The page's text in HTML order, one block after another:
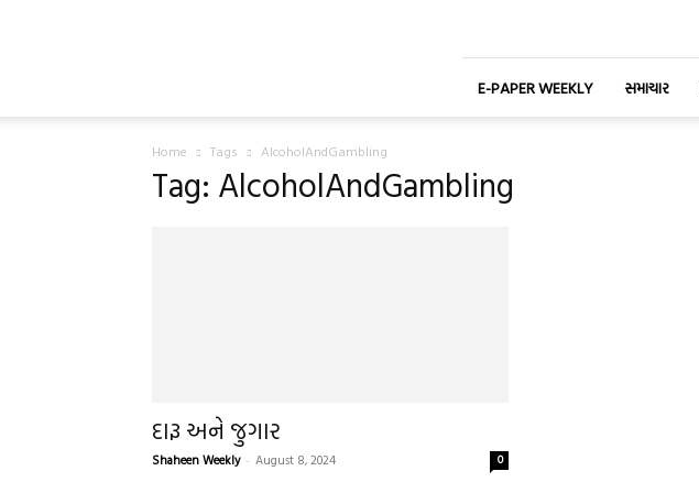
E-PAPER WEEKLY સમાચાર
Home Tags AlcoholAndGambling
Tag: AlcoholAndGambling
દારૂ અને જુગાર
Shaheen Weekly - August 8, 2024 0